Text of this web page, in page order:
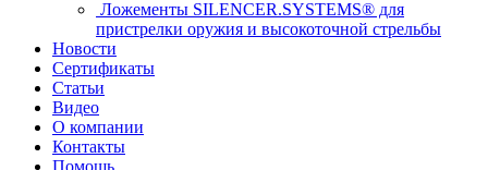
Ложементы SILENCER.SYSTEMS® для
пристрелки оружия и высокоточной стрельбы
Новости
Сертификаты
Статьи
Видео
О компании
Контакты
Помощь